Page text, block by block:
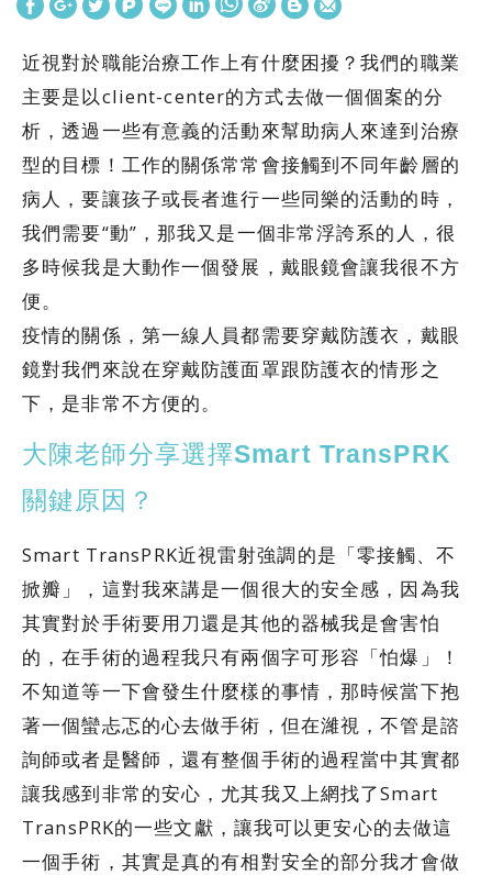
近視對於職能治療工作上有什麼困擾？我們的職業
主要是以client-center的方式去做一個個案的分
析，透過一些有意義的活動來幫助病人來達到治療
型的目標！工作的關係常常會接觸到不同年齡層的
病人，要讓孩子或長者進行一些同樂的活動的時，
我們需要“動”，那我又是一個非常浮誇系的人，很
多時候我是大動作一個發展，戴眼鏡會讓我很不方
便。
疫情的關係，第一線人員都需要穿戴防護衣，戴眼
鏡對我們來說在穿戴防護面罩跟防護衣的情形之
下，是非常不方便的。
大陳老師分享選擇Smart TransPRK
關鍵原因？
Smart TransPRK近視雷射強調的是「零接觸、不
掀瓣」，這對我來講是一個很大的安全感，因為我
其實對於手術要用刀還是其他的器械我是會害怕
的，在手術的過程我只有兩個字可形容「怕爆」！
不知道等一下會發生什麼樣的事情，那時候當下抱
著一個蠻忐忑的心去做手術，但在濰視，不管是諮
詢師或者是醫師，還有整個手術的過程當中其實都
讓我感到非常的安心，尤其我又上網找了Smart
TransPRK的一些文獻，讓我可以更安心的去做這
一個手術，其實是真的有相對安全的部分我才會做